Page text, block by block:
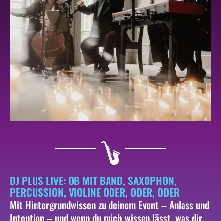
DJ PLUS LIVE: OB MIT BAND, SAXOPHON,
PERCUSSION, VIOLINE ODER, ODER, ODER
Mit Hintergrundwissen zu deinem Event – Anlass und
Intention – und wenn du mich wissen lässt, was dir